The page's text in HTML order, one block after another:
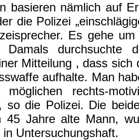
basieren nämlich auf
die Polizei
Es gehe um
Damals durchsuchte
Mitteilung , dass sich
aufhalte. Man
möglichen rechts-
so die Polizei. Die
45 Jahre alte Mann,
Untersuchungshaft.